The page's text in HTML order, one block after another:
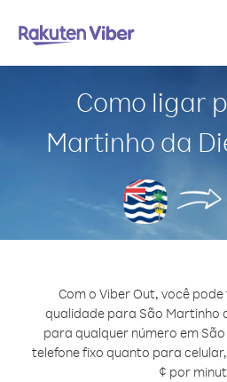
Como ligar
Martinho da
Com o Viber Out, você
qualidade para São Martinho
para qualquer número em
telefone fixo quanto para
¢ por